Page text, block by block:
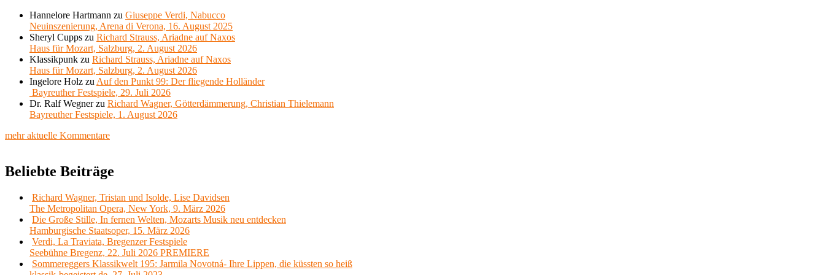
Hannelore Hartmann zu Giuseppe Verdi, Nabucco
Neuinszenierung, Arena di Verona, 16. August 2025
Sheryl Cupps zu Richard Strauss, Ariadne auf Naxos
Haus für Mozart, Salzburg, 2. August 2026
Klassikpunk zu Richard Strauss, Ariadne auf Naxos
Haus für Mozart, Salzburg, 2. August 2026
Ingelore Holz zu Auf den Punkt 99: Der fliegende Holländer
Bayreuther Festspiele, 29. Juli 2026
Dr. Ralf Wegnerzu Richard Wagner, Götterdämmerung, Christian Thielemann
Bayreuther Festspiele, 1. August 2026
mehr aktuelle Kommentare
Beliebte Beiträge
Richard Wagner, Tristan und Isolde, Lise Davidsen
The Metropolitan Opera, New York, 9. März 2026
Die Große Stille, In fernen Welten, Mozarts Musik neu entdecken
Hamburgische Staatsoper, 15. März 2026
Verdi, La Traviata, Bregenzer Festspiele
Seebühne Bregenz, 22. Juli 2026 PREMIERE
Sommereggers Klassikwelt 195: Jarmila Novotná- Ihre Lippen, die küssten so heiß